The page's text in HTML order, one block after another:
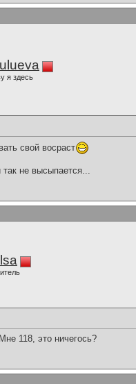
я здесь
свой восраст
не высыпается...
118, это ничегось?